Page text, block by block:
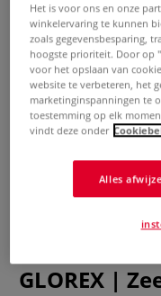
GLOREX |
Het is voor ons en onze
winkelervaring te kunnen
zoals gegevensbesparing,
hoogste prioriteit. Door op
voor het opslaan van
website te verbeteren, het
marketinginspanningen te
toestemming op elk
vindt deze onder
Alles